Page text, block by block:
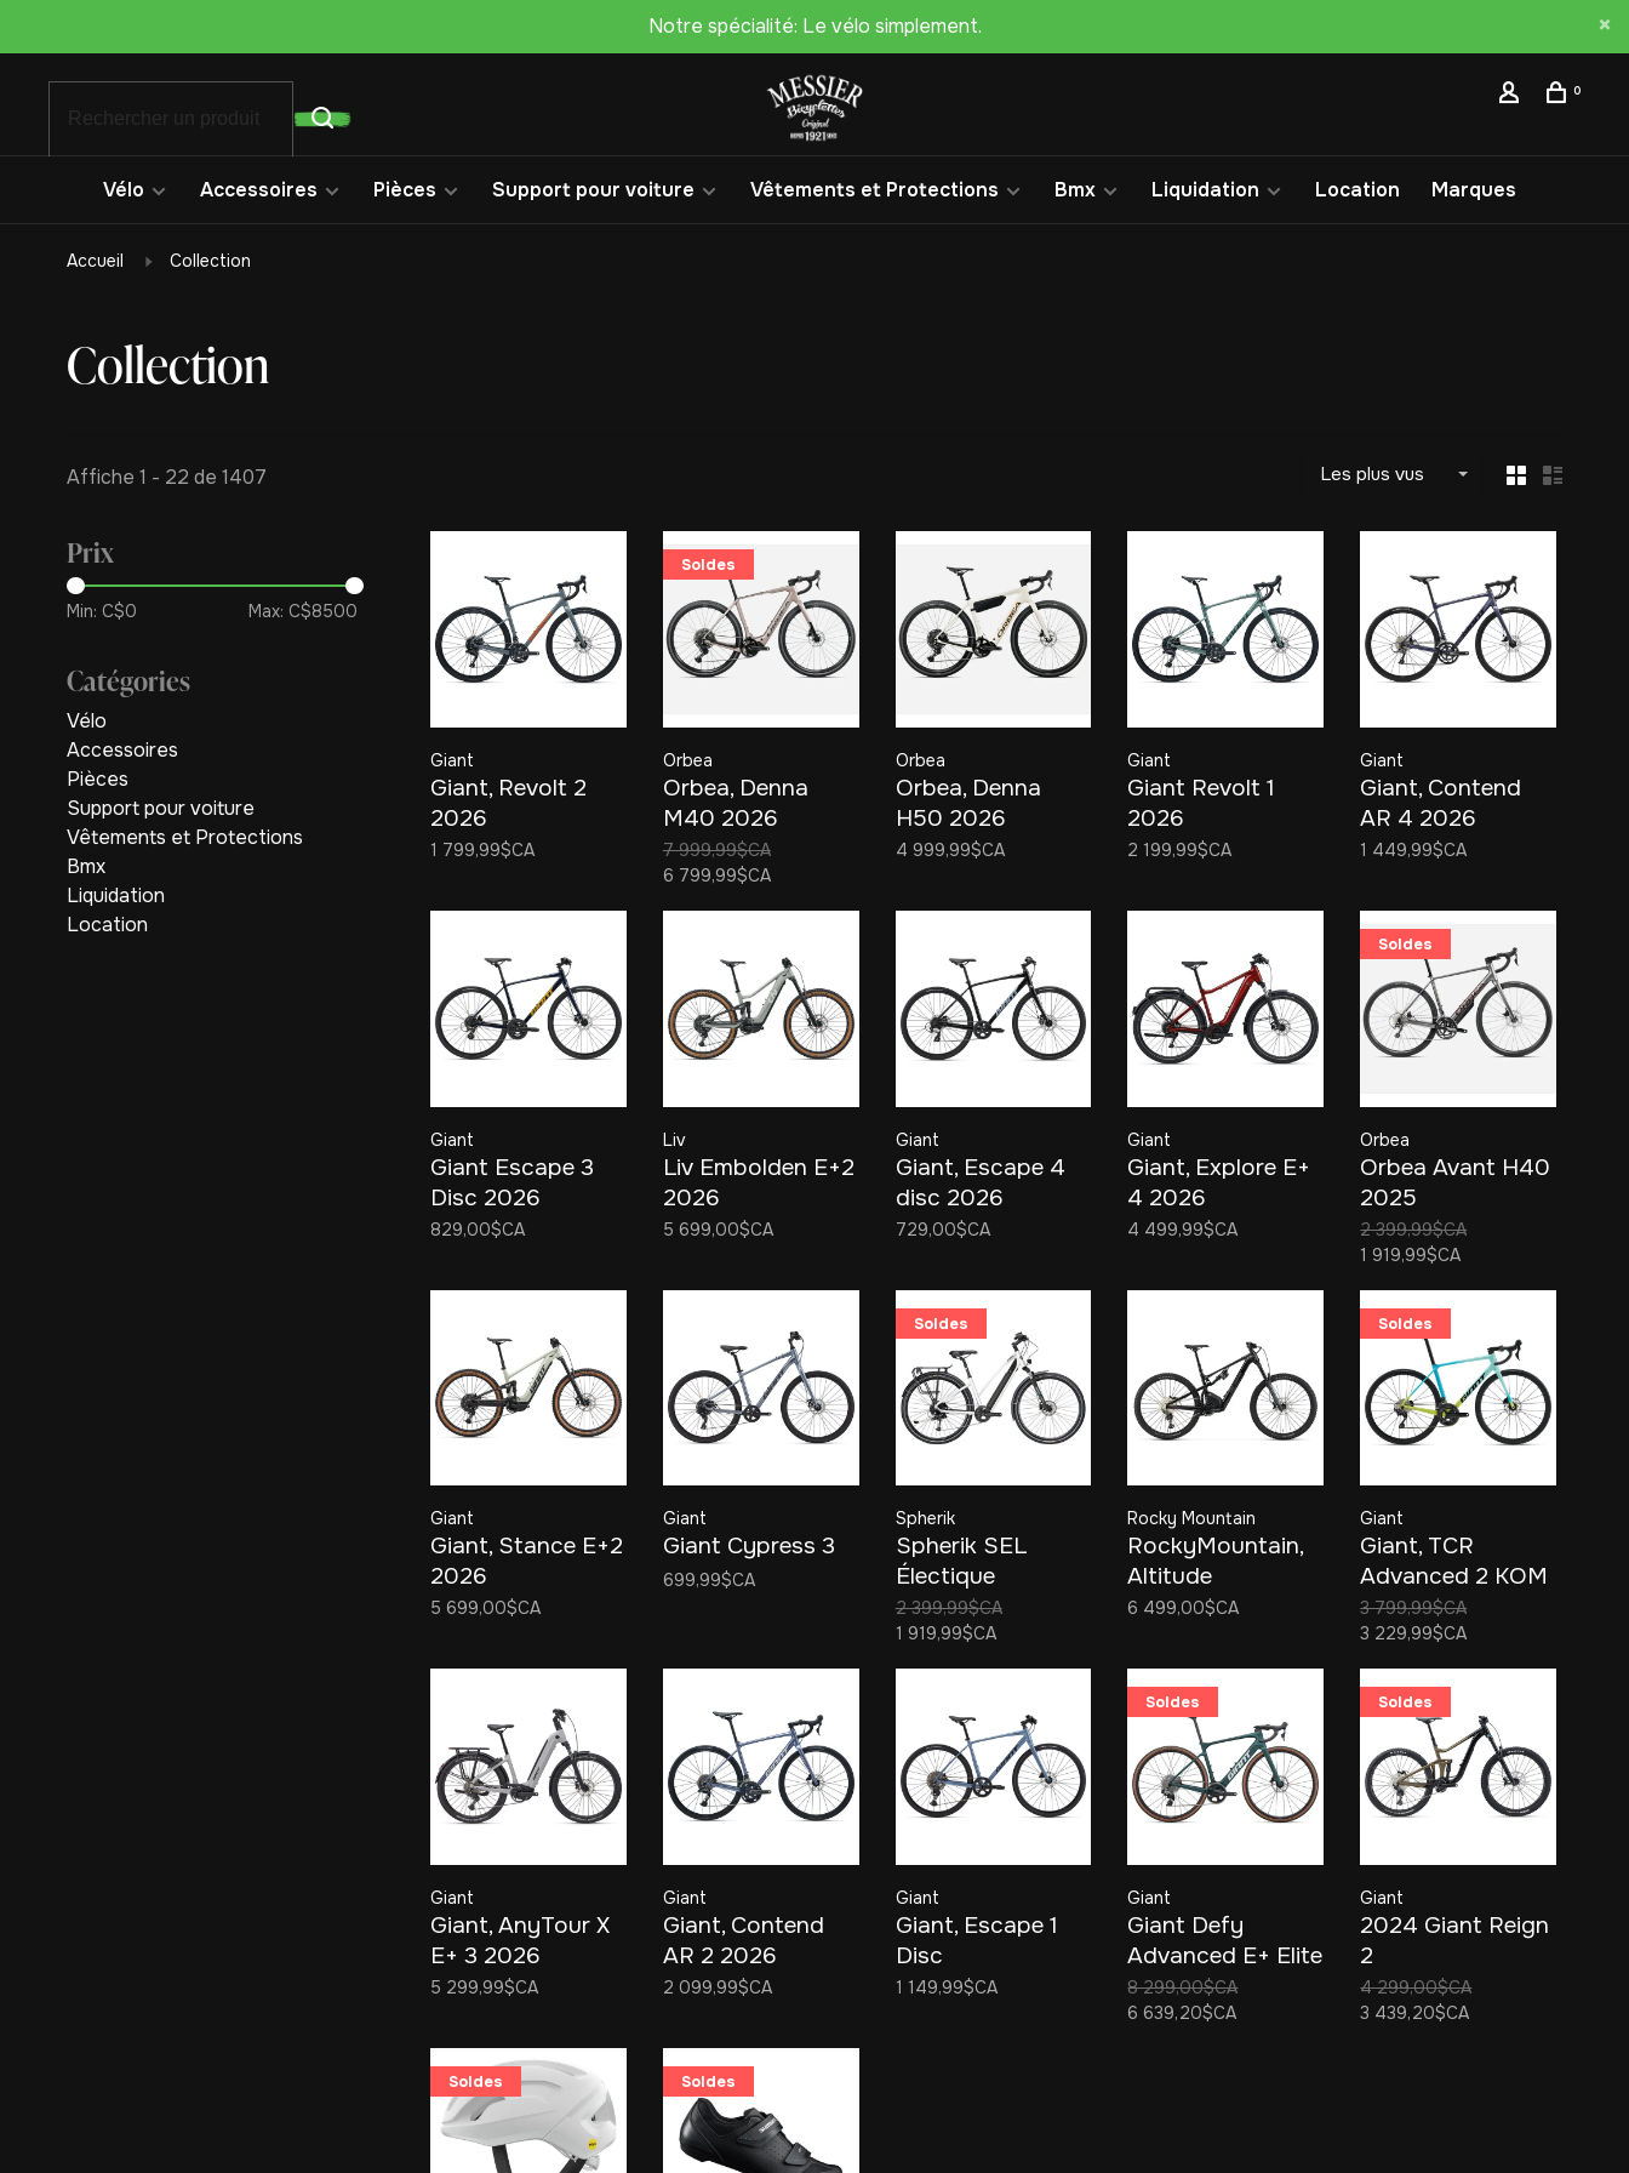
Notre spécialité: Le vélo simplement.
0
Vélo Accessoires Pièces Support pour voiture Vêtements et Protections Bmx Liquidation Location Marques
Accueil Collection
Collection
Affiche 1 - 22 de 1407 Les plus vus
Prix
Min: C$0 Max: C$8500
Catégories
Vélo
Accessoires
Pièces
Support pour voiture
Vêtements et Protections
Bmx
Liquidation
Location
Giant
Giant, Revolt 2
2026
1 799,99$CA
Soldes
Orbea
Orbea, Denna
M40 2026
7 999,99$CA
6 799,99$CA
Orbea
Orbea, Denna
H50 2026
4 999,99$CA
Giant
Giant Revolt 1
2026
2 199,99$CA
Giant
Giant, Contend
AR 4 2026
1 449,99$CA
Giant
Giant Escape 3
Disc 2026
829,00$CA
Liv
Liv Embolden E+2
2026
5 699,00$CA
Giant
Giant, Escape 4
disc 2026
729,00$CA
Giant
Giant, Explore E+
4 2026
4 499,99$CA
Soldes
Orbea
Orbea Avant H40
2025
2 399,99$CA
1 919,99$CA
Giant
Giant, Stance E+2
2026
5 699,00$CA
Giant
Giant Cypress 3
699,99$CA
Soldes
Spherik
Spherik SEL
Électique
2 399,99$CA
1 919,99$CA
Rocky Mountain
RockyMountain,
Altitude
Powerplay A30
6 499,00$CA
Soldes
Giant
Giant, TCR
Advanced 2 KOM
3 799,99$CA
3 229,99$CA
Giant
Giant, AnyTour X
E+ 3 2026
5 299,99$CA
Giant
Giant, Contend
AR 2 2026
2 099,99$CA
Giant
Giant, Escape 1
Disc
1 149,99$CA
Soldes
Giant
Giant Defy
Advanced E+ Elite
AR 2025
8 299,00$CA
6 639,20$CA
Soldes
Giant
2024 Giant Reign
2
4 299,00$CA
3 439,20$CA
Soldes Soldes